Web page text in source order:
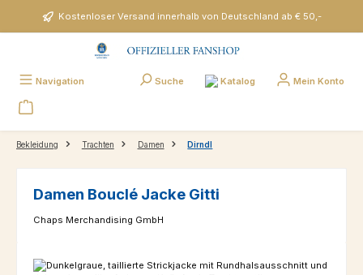
Zum Hauptinhalt springenKostenloser Versand innerhalb von Deutschland ab € 50,-
Navigation Suche Katalog Mein Konto
Bekleidung Trachten Damen Dirndl
Damen Bouclé Jacke Gitti
Chaps Merchandising GmbH
Bildergalerie überspringen